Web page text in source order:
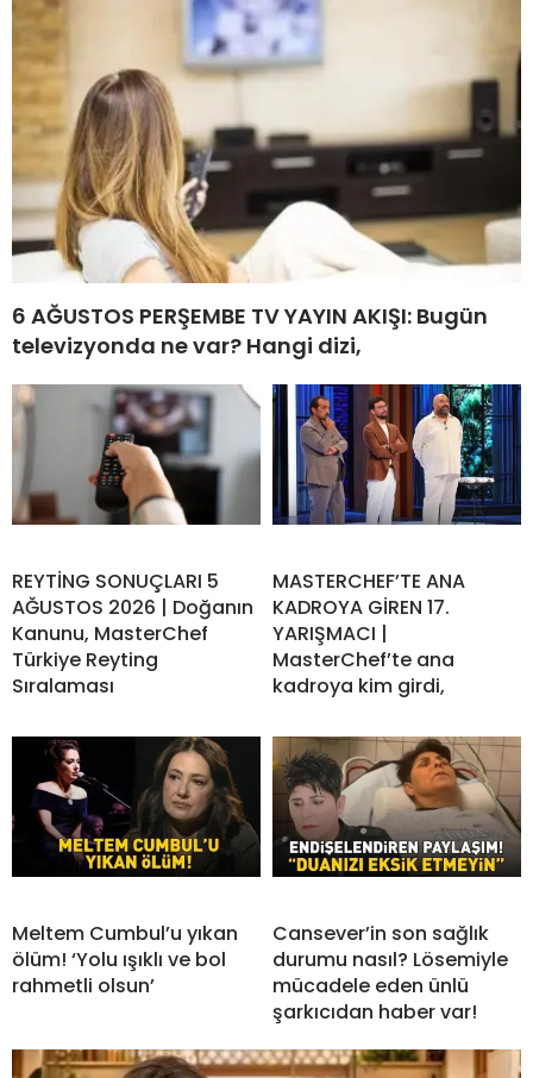
6 AĞUSTOS PERŞEMBE TV YAYIN AKIŞI: Bugün
televizyonda ne var? Hangi dizi,
REYTİNG SONUÇLARI 5
AĞUSTOS 2026 | Doğanın
Kanunu, MasterChef
Türkiye Reyting
Sıralaması
MASTERCHEF’TE ANA
KADROYA GİREN 17.
YARIŞMACI |
MasterChef’te ana
kadroya kim girdi,
Meltem Cumbul’u yıkan
ölüm! ‘Yolu ışıklı ve bol
rahmetli olsun’
Cansever’in son sağlık
durumu nasıl? Lösemiyle
mücadele eden ünlü
şarkıcıdan haber var!